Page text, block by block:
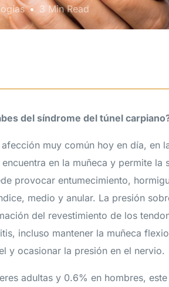
3 Min Read
del síndrome del túnel
muy común hoy en día, en
en la muñeca y permite la
provocar entumecimiento,
medio y anular. La presión
del revestimiento de los
incluso mantener la muñeca
y ocasionar la presión en el nervio.
adultas y 0.6% en hombres,